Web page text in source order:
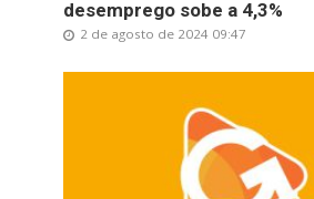
desemprego sobe a 4,3%
2 de agosto de 2024 09:47